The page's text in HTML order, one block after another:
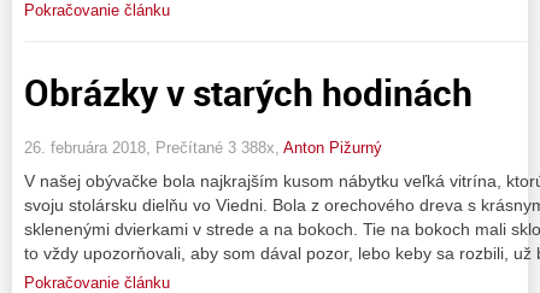
Pokračovanie článku
Obrázky v starých hodinách
26. februára 2018, Prečítané 3 388x, Anton Pižurný
V našej obývačke bola najkrajším kusom nábytku veľká vitrína,
svoju stolársku dielňu vo Viedni. Bola z orechového dreva s
sklenenými dvierkami v strede a na bokoch. Tie na bokoch mali
to vždy upozorňovali, aby som dával pozor, lebo keby sa rozbili,
Pokračovanie článku